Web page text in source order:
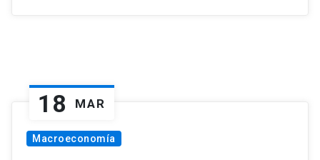
18 MAR
Macroeconomía